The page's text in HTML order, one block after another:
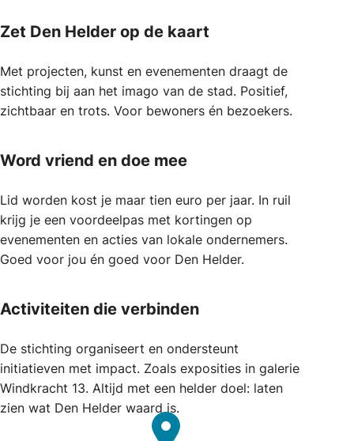
Zet Den Helder op de kaart
Met projecten, kunst en evenementen draagt de
stichting bij aan het imago van de stad. Positief,
zichtbaar en trots. Voor bewoners én bezoekers.
Word vriend en doe mee
Lid worden kost je maar tien euro per jaar. In ruil
krijg je een voordeelpas met kortingen op
evenementen en acties van lokale ondernemers.
Goed voor jou én goed voor Den Helder.
Activiteiten die verbinden
De stichting organiseert en ondersteunt
initiatieven met impact. Zoals exposities in galerie
Windkracht 13. Altijd met een helder doel: laten
zien wat Den Helder waard is.